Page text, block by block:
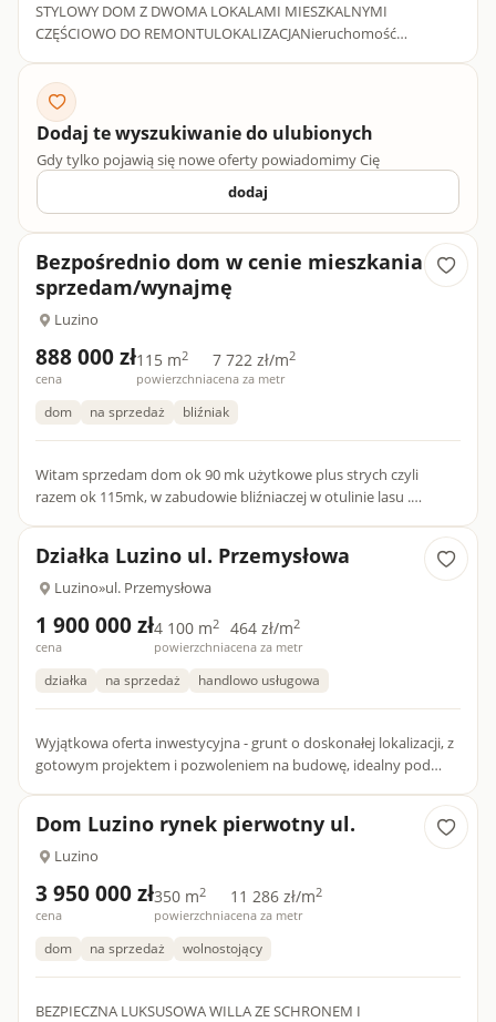
STYLOWY DOM Z DWOMA LOKALAMI MIESZKALNYMI
CZĘŚCIOWO DO REMONTULOKALIZACJANieruchomość
Luzino. Odległość do Wejherowa to...
Dodaj te wyszukiwanie do ulubionych
Gdy tylko pojawią się nowe oferty powiadomimy Cię
dodaj
Bezpośrednio dom w cenie mieszkania
sprzedam/wynajmę
Luzino
888 000 zł
cena
115 m2
powierzchnia
7 722 zł/m2
cena za metr
dom na sprzedaż bliźniak
Witam sprzedam dom ok 90 mk użytkowe plus strych czyli
razem ok 115mk, w zabudowie bliźniaczej w otulinie lasu .
Działka Luzino ul. Przemysłowa
Luzino»ul. Przemysłowa
1 900 000 zł
cena
4 100 m2
powierzchnia
464 zł/m2
cena za metr
działka na sprzedaż handlowo usługowa
Wyjątkowa oferta inwestycyjna - grunt o doskonałej lokalizacji, z
gotowym projektem i pozwoleniem na budowę, idealny pod
Dom Luzino rynek pierwotny ul.
Luzino
3 950 000 zł
cena
350 m2
powierzchnia
11 286 zł/m2
cena za metr
dom na sprzedaż wolnostojący
BEZPIECZNA LUKSUSOWA WILLA ZE SCHRONEM I